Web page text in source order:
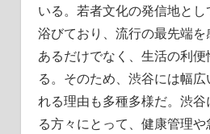
説！
いる。 若者文化の発信地と
浴びており、流行の最先端
あるだけでなく、生活の利
る。そのため、渋谷には幅
れる理由も多種多様だ。渋
る方々にとって、健康管理